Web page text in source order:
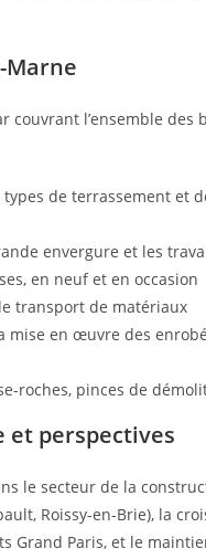
Marne
couvrant l’ensemble des
de terrassement et
envergure et les
en neuf et en occasion
transport de matériaux
mise en œuvre des
roches, pinces de
et perspectives
le secteur de la
Roissy-en-Brie), la
Paris, et le